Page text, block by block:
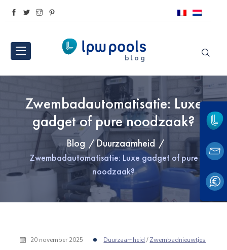
blog
Zwembadautomatisatie: Luxe
gadget of pure noodzaak?
Blog Duurzaamheid
Zwembadautomatisatie: Luxe gadget of pure
noodzaak?
20 november 2025 Duurzaamheid /Zwembadnieuwtjes